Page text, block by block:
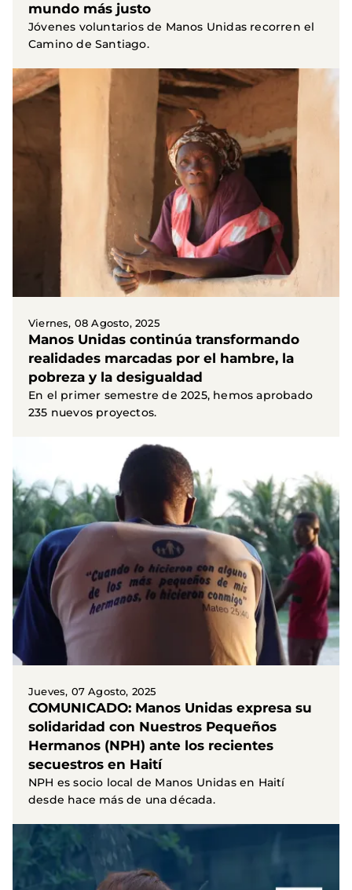
mundo más justo
Jóvenes voluntarios de Manos Unidas recorren el
Camino de Santiago.
Viernes, 08 Agosto, 2025
Manos Unidas continúa transformando
realidades marcadas por el hambre, la
pobreza y la desigualdad
En el primer semestre de 2025, hemos aprobado
235 nuevos proyectos.
Jueves, 07 Agosto, 2025
COMUNICADO: Manos Unidas expresa su
solidaridad con Nuestros Pequeños
Hermanos (NPH) ante los recientes
secuestros en Haití
NPH es socio local de Manos Unidas en Haití
desde hace más de una década.